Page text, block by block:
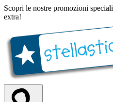
Scopri le nostre promozioni speciali
extra!